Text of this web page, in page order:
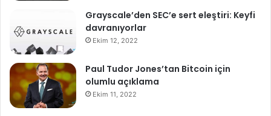
Grayscale’den SEC’e sert eleştiri: Keyfi
davranıyorlar
Ekim 12, 2022
Paul Tudor Jones’tan Bitcoin için
olumlu açıklama
Ekim 11, 2022